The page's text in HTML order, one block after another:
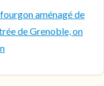
aménagé de
de Grenoble, on